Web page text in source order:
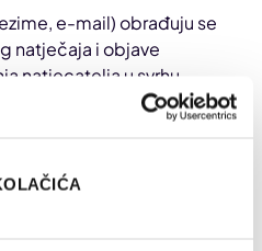
e-mail) obrađuju se
natječaja i objave
natjecatelja u svrhu
i dodjele nagrada te
svrhe Priređivača.